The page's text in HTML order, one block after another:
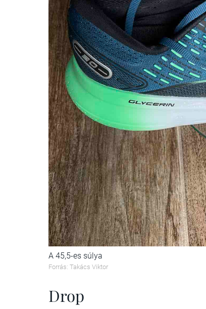
A 45,5-es súlya
Forrás: Takács Viktor
Drop